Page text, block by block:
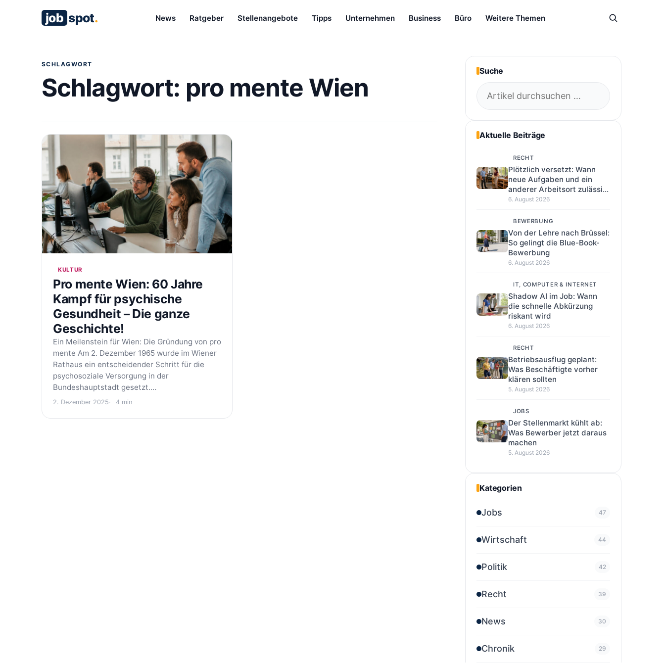
job spot. News Ratgeber Stellenangebote Tipps Unternehmen Business Büro Weitere Themen
SCHLAGWORT
Schlagwort: pro mente Wien
KULTUR
Pro mente Wien: 60 Jahre
Kampf für psychische
Gesundheit – Die ganze
Geschichte!
Ein Meilenstein für Wien: Die Gründung von pro
mente Am 2. Dezember 1965 wurde im Wiener
Rathaus ein entscheidender Schritt für die
psychosoziale Versorgung in der
Bundeshauptstadt gesetzt.…
2. Dezember 2025 4 min
Suche
Aktuelle Beiträge
RECHT
Plötzlich versetzt: Wann
neue Aufgaben und ein
anderer Arbeitsort zulässig
sind
6. August 2026
BEWERBUNG
Von der Lehre nach Brüssel:
So gelingt die Blue-Book-
Bewerbung
6. August 2026
IT, COMPUTER & INTERNET
Shadow AI im Job: Wann
die schnelle Abkürzung
riskant wird
6. August 2026
RECHT
Betriebsausflug geplant:
Was Beschäftigte vorher
klären sollten
5. August 2026
JOBS
Der Stellenmarkt kühlt ab:
Was Bewerber jetzt daraus
machen
5. August 2026
Kategorien
Jobs 47
Wirtschaft 44
Politik 42
Recht 39
News 30
Chronik 29